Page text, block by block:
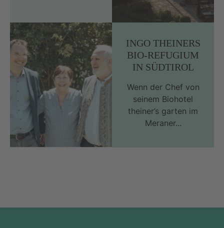
INGO THEINERS
BIO-REFUGIUM
IN SÜDTIROL
Wenn der Chef von
seinem Biohotel
theiner’s garten im
Meraner...